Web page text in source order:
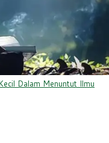
Dalam Menuntut Ilmu